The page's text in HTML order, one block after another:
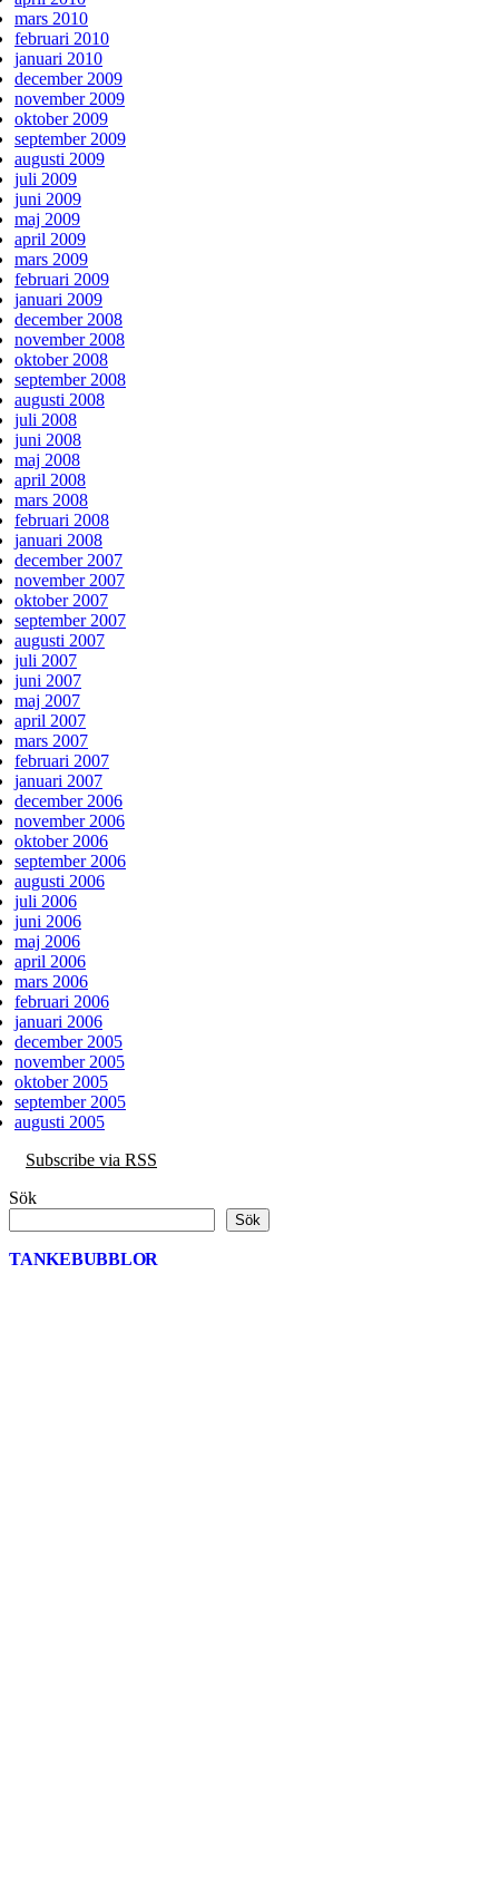
mars 2010
februari 2010
januari 2010
december 2009
november 2009
oktober 2009
september 2009
augusti 2009
juli 2009
juni 2009
maj 2009
april 2009
mars 2009
februari 2009
januari 2009
december 2008
november 2008
oktober 2008
september 2008
augusti 2008
juli 2008
juni 2008
maj 2008
april 2008
mars 2008
februari 2008
januari 2008
december 2007
november 2007
oktober 2007
september 2007
augusti 2007
juli 2007
juni 2007
maj 2007
april 2007
mars 2007
februari 2007
januari 2007
december 2006
november 2006
oktober 2006
september 2006
augusti 2006
juli 2006
juni 2006
maj 2006
april 2006
mars 2006
februari 2006
januari 2006
december 2005
november 2005
oktober 2005
september 2005
augusti 2005
Subscribe via RSS
Sök
Sök
TANKEBUBBLOR